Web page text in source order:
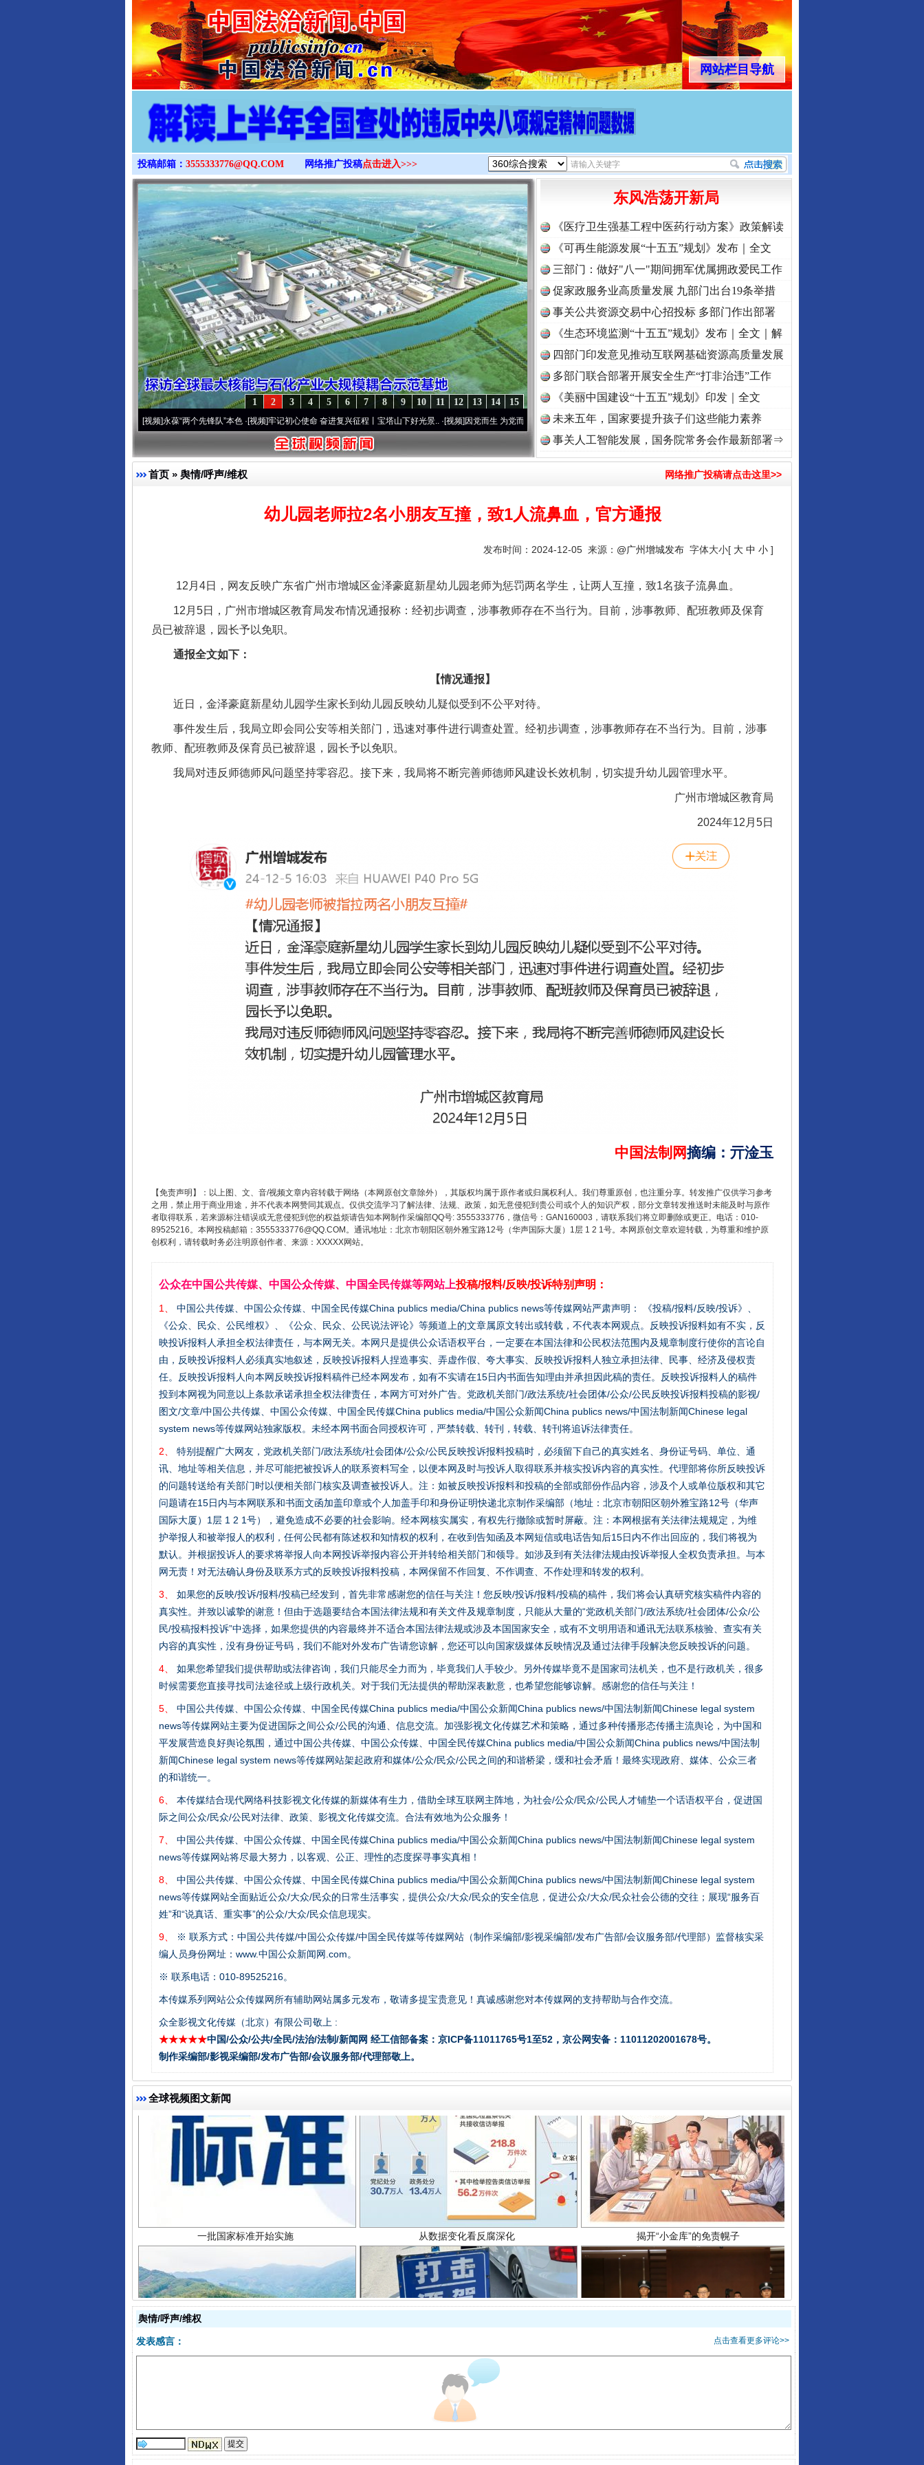
>
网站栏目导航
投稿邮箱： 3555333776@QQ.COM 网络推广投稿点击进入>>>
15
14
13
12
11
10
9
8
7
6
5
4
3
2
1
永葆“两个先锋队”本色·[视频]牢记初心使命 奋进复兴征程丨宝塔山下好光景..·[视频]因党而生 为党而战——百年“纪”事⑧加强纪律..·[视频]牢记初心使命 奋进复兴征程丨“转折之城”激荡..
东风浩荡开新局
《医疗卫生强基工程中医药行动方案》政策解读
《可再生能源发展“十五五”规划》发布｜全文
三部门：做好"八一"期间拥军优属拥政爱民工作
促家政服务业高质量发展 九部门出台19条举措
事关公共资源交易中心招投标 多部门作出部署
《生态环境监测“十五五”规划》发布｜全文｜解
读
四部门印发意见推动互联网基础资源高质量发展
多部门联合部署开展安全生产“打非治违”工作
《美丽中国建设“十五五”规划》印发｜全文
未来五年，国家要提升孩子们这些能力素养
事关人工智能发展，国务院常务会作最新部署⇒
首页 » 舆情/呼声/维权 网络推广投稿请点击这里>>
幼儿园老师拉2名小朋友互撞，致1人流鼻血，官方通报
发布时间：2024-12-05 来源： @广州增城发布 字体大小[ 大 中 小 ]
12月4日，网友反映广东省广州市增城区金泽豪庭新星幼儿园老师为惩罚两名学生，让两人互撞，致1名孩子流鼻血。
12月5日，广州市增城区教育局发布情况通报称：经初步调查，涉事教师存在不当行为。目前，涉事教师、配班教师及保育
员已被辞退，园长予以免职。
通报全文如下：
【情况通报】
近日，金泽豪庭新星幼儿园学生家长到幼儿园反映幼儿疑似受到不公平对待。
事件发生后，我局立即会同公安等相关部门，迅速对事件进行调查处置。经初步调查，涉事教师存在不当行为。目前，涉事
教师、配班教师及保育员已被辞退，园长予以免职。
我局对违反师德师风问题坚持零容忍。接下来，我局将不断完善师德师风建设长效机制，切实提升幼儿园管理水平。
广州市增城区教育局
2024年12月5日
中国法制网摘编 ： 亓淦玉
【免责声明】：以上图、文、音/视频文章内容转载于网络（本网原创文章除外），其版权均属于原作者或归属权利人。我们尊重原创，也注重分享。转发推广仅供学习参考
之用，禁止用于商业用途，并不代表本网赞同其观点。仅供交流学习了解法律、法规、政策，如无意侵犯到贵公司或个人的知识产权，部分文章转发推送时未能及时与原作
者取得联系，若来源标注错误或无意侵犯到您的权益烦请告知本网制作采编部QQ号: 3555333776，微信号：GAN160003，请联系我们将立即删除或更正。电话：010-
89525216。本网投稿邮箱：3555333776@QQ.COM。通讯地址：北京市朝阳区朝外雅宝路12号（华声国际大厦）1层 1 2 1号。本网原创文章欢迎转载，为尊重和维护原
创权利，请转载时务必注明原创作者、来源：XXXXX网站。
公众在中国公共传媒、中国公众传媒、中国全民传媒等网站上投稿/报料/反映/投诉特别声明：
1、
中国公共传媒、中国公众传媒、中国全民传媒China publics media/China publics news等传媒网站严肃声明： 《投稿/报料/反映/投诉》、
《公众、民众、公民维权》、《公众、民众、公民说法评论》等频道上的文章属原文转出或转载，不代表本网观点。反映投诉报料如有不实，反
映投诉报料人承担全权法律责任，与本网无关。本网只是提供公众话语权平台，一定要在本国法律和公民权法范围内及规章制度行使你的言论自
由，反映投诉报料人必须真实地叙述，反映投诉报料人捏造事实、弄虚作假、夸大事实、反映投诉报料人独立承担法律、民事、经济及侵权责
任。反映投诉报料人向本网反映投诉报料稿件已经本网发布，如有不实请在15日内书面告知理由并承担因此稿的责任。反映投诉报料人的稿件
投到本网视为同意以上条款承诺承担全权法律责任，本网方可对外广告。党政机关部门/政法系统/社会团体/公众/公民反映投诉报料投稿的影视/
图文/文章/中国公共传媒、中国公众传媒、中国全民传媒China publics media/中国公众新闻China publics news/中国法制新闻Chinese legal
system news等传媒网站独家版权。未经本网书面合同授权许可，严禁转载、转刊，转载、转刊将追诉法律责任。
2、
特别提醒广大网友，党政机关部门/政法系统/社会团体/公众/公民反映投诉报料投稿时，必须留下自己的真实姓名、身份证号码、单位、通
讯、地址等相关信息，并尽可能把被投诉人的联系资料写全，以便本网及时与投诉人取得联系并核实投诉内容的真实性。代理部将你所反映投诉
的问题转送给有关部门时以便相关部门核实及调查被投诉人。注：如被反映投诉报料和投稿的全部或部份作品内容，涉及个人或单位版权和其它
问题请在15日内与本网联系和书面文函加盖印章或个人加盖手印和身份证明快递北京制作采编部（地址：北京市朝阳区朝外雅宝路12号（华声
国际大厦）1层 1 2 1号），避免造成不必要的社会影响。经本网核实属实，有权先行撤除或暂时屏蔽。注：本网根据有关法律法规规定，为维
护举报人和被举报人的权利，任何公民都有陈述权和知情权的权利，在收到告知函及本网短信或电话告知后15日内不作出回应的，我们将视为
默认。并根据投诉人的要求将举报人向本网投诉举报内容公开并转给相关部门和领导。如涉及到有关法律法规由投诉举报人全权负责承担。与本
网无责！对无法确认身份及联系方式的反映投诉报料投稿，本网保留不作回复、不作调查、不作处理和转发的权利。
3、
如果您的反映/投诉/报料/投稿已经发到，首先非常感谢您的信任与关注！您反映/投诉/报料/投稿的稿件，我们将会认真研究核实稿件内容的
真实性。并致以诚挚的谢意！但由于选题要结合本国法律法规和有关文件及规章制度，只能从大量的“党政机关部门/政法系统/社会团体/公众/公
民/投稿报料投诉”中选择，如果您提供的内容最终并不适合本国法律法规或涉及本国国家安全，或有不文明用语和通讯无法联系核验、查实有关
内容的真实性，没有身份证号码，我们不能对外发布广告请您谅解，您还可以向国家级媒体反映情况及通过法律手段解决您反映投诉的问题。
4、
如果您希望我们提供帮助或法律咨询，我们只能尽全力而为，毕竟我们人手较少。另外传媒毕竟不是国家司法机关，也不是行政机关，很多
时候需要您直接寻找司法途径或上级行政机关。对于我们无法提供的帮助深表歉意，也希望您能够谅解。感谢您的信任与关注！
5、
中国公共传媒、中国公众传媒、中国全民传媒China publics media/中国公众新闻China publics news/中国法制新闻Chinese legal system
news等传媒网站主要为促进国际之间公众/公民的沟通、信息交流。加强影视文化传媒艺术和策略，通过多种传播形态传播主流舆论，为中国和
平发展营造良好舆论氛围，通过中国公共传媒、中国公众传媒、中国全民传媒China publics media/中国公众新闻China publics news/中国法制
新闻Chinese legal system news等传媒网站架起政府和媒体/公众/民众/公民之间的和谐桥梁，缓和社会矛盾！最终实现政府、媒体、公众三者
的和谐统一。
6、
本传媒结合现代网络科技影视文化传媒的新媒体有生力，借助全球互联网主阵地，为社会/公众/民众/公民人才铺垫一个话语权平台，促进国
际之间公众/民众/公民对法律、政策、影视文化传媒交流。合法有效地为公众服务！
7、
中国公共传媒、中国公众传媒、中国全民传媒China publics media/中国公众新闻China publics news/中国法制新闻Chinese legal system
news等传媒网站将尽最大努力，以客观、公正、理性的态度探寻事实真相！
8、
中国公共传媒、中国公众传媒、中国全民传媒China publics media/中国公众新闻China publics news/中国法制新闻Chinese legal system
news等传媒网站全面贴近公众/大众/民众的日常生活事实，提供公众/大众/民众的安全信息，促进公众/大众/民众社会公德的交往；展现“服务百
姓”和“说真话、重实事”的公众/大众/民众信息现实。
9、
※ 联系方式：中国公共传媒/中国公众传媒/中国全民传媒等传媒网站（制作采编部/影视采编部/发布广告部/会议服务部/代理部）监督核实采
编人员身份网址：www.中国公众新闻网.com。
※ 联系电话：010-89525216。
本传媒系列网站公众传媒网所有辅助网站属多元发布，敬请多提宝贵意见！真诚感谢您对本传媒网的支持帮助与合作交流。
众全影视文化传媒（北京）有限公司敬上 :
★★★★★中国/公众/公共/全民/法治/法制/新闻网 经工信部备案：京ICP备11011765号1至52，京公网安备：11011202001678号。
制作采编部/影视采编部/发布广告部/会议服务部/代理部敬上。
全球视频图文新闻
一批国家标准开始实施 从数据变化看反腐深化 揭开“小金库”的免责幌子
舆情/呼声/维权
点击查看更多评论>>
发表感言：